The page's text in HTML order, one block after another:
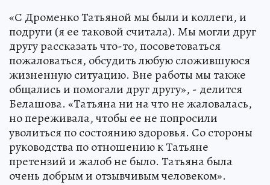
«С Дроменко Татьяной мы были и коллеги, и
подруги (я ее таковой считала). Мы могли друг
другу рассказать что-то, посоветоваться
пожаловаться, обсудить любую сложившуюся
жизненную ситуацию. Вне работы мы также
общались и помогали друг другу», - делится
Белашова. «Татьяна ни на что не жаловалась,
но переживала, чтобы ее не попросили
уволиться по состоянию здоровья. Со стороны
руководства по отношению к Татьяне
претензий и жалоб не было. Татьяна была
очень добрым и отзывчивым человеком».